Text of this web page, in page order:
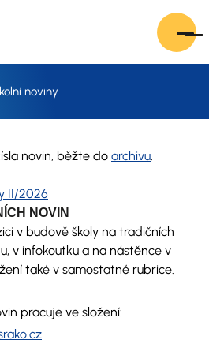
noviny
novin, běžte do archivu.
II/2026
NOVIN
v budově školy na tradičních
v infokoutku a na nástěnce v
také v samostatné rubrice.
pracuje ve složení: